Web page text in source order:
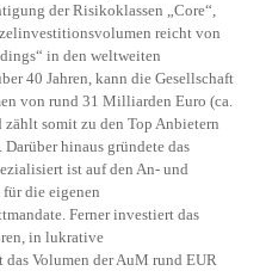
der Risikoklassen „Core“,
reicht von
in den weltweiten
40 Jahren, kann die Gesellschaft
von rund 31 Milliarden Euro (ca.
somit zu den Top Anbietern
hinaus gründete das
ist auf den An- und
für die eigenen
Ferner investiert das
in lukrative
Volumen der AuM rund EUR